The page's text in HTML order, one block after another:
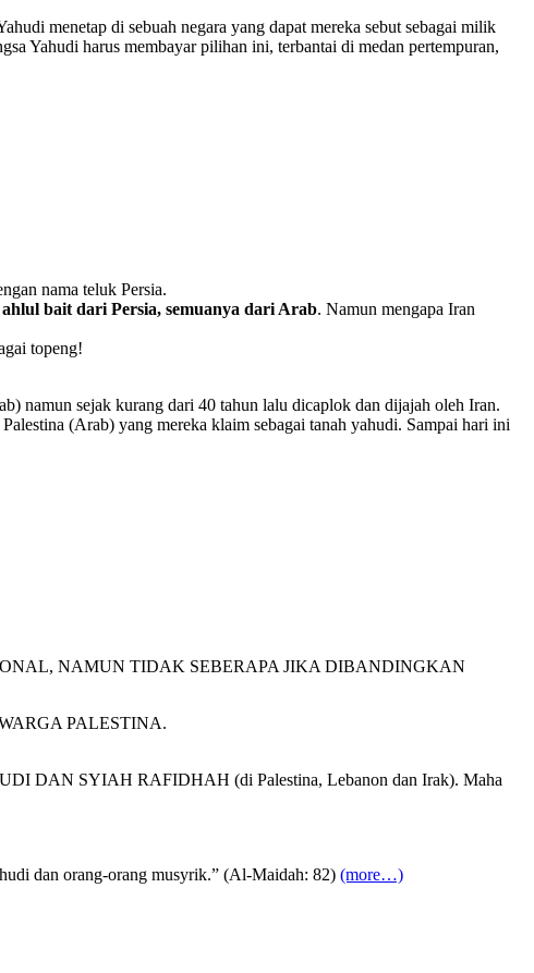
menetap di sebuah negara yang dapat mereka sebut sebagai milik
Yahudi harus membayar pilihan ini, terbantai di medan pertempuran,
nama teluk Persia.
bait dari Persia, semuanya dari Arab. Namun mengapa Iran
topeng!
namun sejak kurang dari 40 tahun lalu dicaplok dan dijajah oleh Iran.
(Arab) yang mereka klaim sebagai tanah yahudi. Sampai hari ini
NAMUN TIDAK SEBERAPA JIKA DIBANDINGKAN
PALESTINA.
DAN SYIAH RAFIDHAH (di Palestina, Lebanon dan Irak). Maha
dan orang-orang musyrik.” (Al-Maidah: 82) (more…)